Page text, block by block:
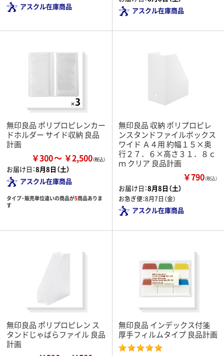
アスクル在庫商品
アスクル在庫商品
無印良品 ポリプロピレンカー
ドホルダー サイド収納 良品
計画
￥300 ￥2,500
お届け日：8月8日（土）
アスクル在庫商品
タイプ・販売単位違いの商品が5商品ありま
す
無印良品 収納 ポリプロピレ
ンスタンドファイルボックス
ワイド Ａ４用 約幅１５×奥
行２７．６×高さ３１．８ｃ
ｍ クリア 良品計画
￥790（税込）
お届け日：8月8日（土）
お急ぎ便：8月7日（金）
アスクル在庫商品
無印良品 ポリプロピレン ス
タンドじゃばらファイル 良品
計画
無印良品 インデックス付箋
厚手フィルムタイプ 良品計画